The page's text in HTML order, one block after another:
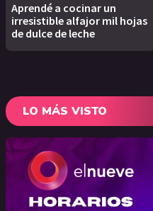
Aprendé a cocinar un
irresistible alfajor mil hojas
de dulce de leche
LO MÁS VISTO